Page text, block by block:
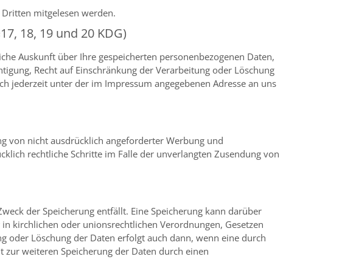
mitgelesen werden.
18, 19 und 20 KDG)
Auskunft über Ihre gespeicherten personenbezogenen Daten,
Recht auf Einschränkung der Verarbeitung oder Löschung
jederzeit unter der im Impressum angegebenen Adresse an uns
von nicht ausdrücklich angeforderter Werbung und
rechtliche Schritte im Falle der unverlangten Zusendung von
der Speicherung entfällt. Eine Speicherung kann darüber
kirchlichen oder unionsrechtlichen Verordnungen, Gesetzen
oder Löschung der Daten erfolgt auch dann, wenn eine durch
weiteren Speicherung der Daten durch einen